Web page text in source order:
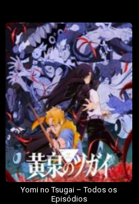
Yomi no Tsugai – Todos os
Episódios